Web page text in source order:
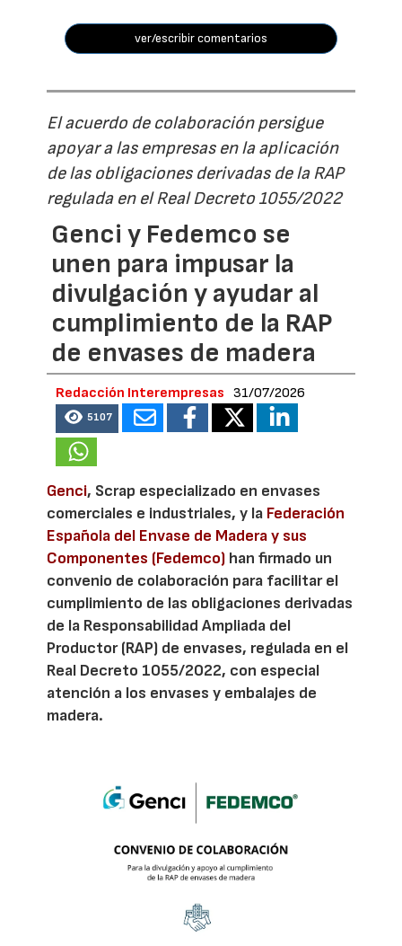
ver/escribir comentarios
El acuerdo de colaboración persigue
apoyar a las empresas en la aplicación
de las obligaciones derivadas de la RAP
regulada en el Real Decreto 1055/2022
Genci y Fedemco se
unen para impusar la
divulgación y ayudar al
cumplimiento de la RAP
de envases de madera
Redacción Interempresas 31/07/2026
5107
Genci, Scrap especializado en envases
comerciales e industriales, y la Federación
Española del Envase de Madera y sus
Componentes (Fedemco) han firmado un
convenio de colaboración para facilitar el
cumplimiento de las obligaciones derivadas
de la Responsabilidad Ampliada del
Productor (RAP) de envases, regulada en el
Real Decreto 1055/2022, con especial
atención a los envases y embalajes de
madera.